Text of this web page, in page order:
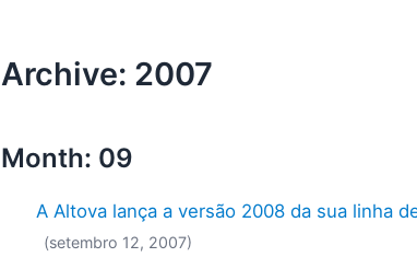
Archive: 2007
Month: 09
A Altova lança a versão 2008 da sua linha
(setembro 12, 2007)